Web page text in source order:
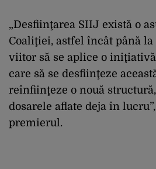
„Desfiinţarea SIIJ există o
Coaliţiei, astfel încât până la
viitor să se aplice o
care să se desfiinţeze
reînfiinţeze o nouă
dosarele aflate deja în
premierul.